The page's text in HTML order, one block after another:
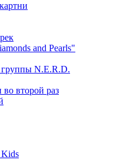
and Pearls"
группы N.E.R.D.
второй раз